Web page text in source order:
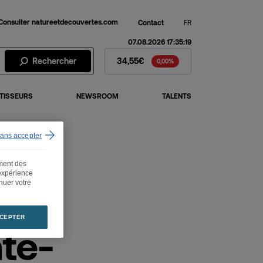
natureetdecouvertes.com Contact FR
Rechercher Action Fnac Darty - Cours de
07.08.2026 17:35:19
34,55€ 0,00%
NEWSROOM TALENTS
des
votre
accepter